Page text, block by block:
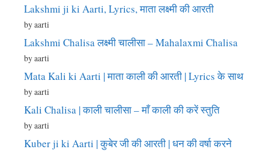
Lakshmi ji ki Aarti, Lyrics, माता लक्ष्मी की आरती
by aarti
Lakshmi Chalisa लक्ष्मी चालीसा – Mahalaxmi Chalisa
by aarti
Mata Kali ki Aarti | माता काली की आरती | Lyrics के साथ
by aarti
Kali Chalisa | काली चालीसा – माँ काली की करें स्तुति
by aarti
Kuber ji ki Aarti | कुबेर जी की आरती | धन की वर्षा करने